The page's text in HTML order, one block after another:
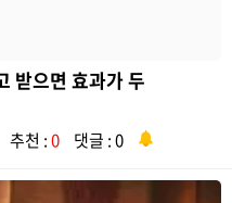
받으면 효과가 두
추천 :0 댓글 : 0